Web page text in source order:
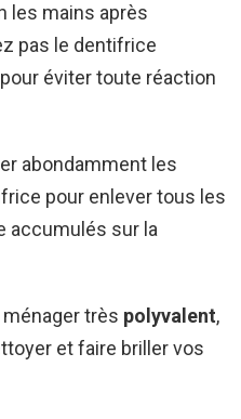
les mains après
pas le dentifrice
éviter toute réaction
abondamment les
pour enlever tous les
accumulés sur la
très polyvalent,
et faire briller vos